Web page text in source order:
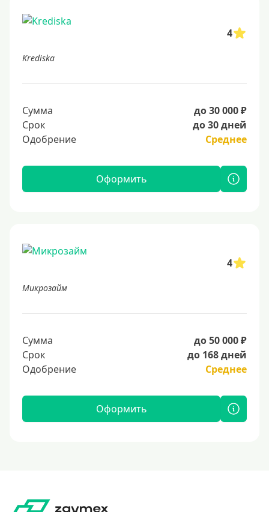
4
Krediska
Сумма
до 30 000 ₽
Срок
до 30 дней
Одобрение
Среднее
Оформить
4
Микрозайм
Сумма
до 50 000 ₽
Срок
до 168 дней
Одобрение
Среднее
Оформить